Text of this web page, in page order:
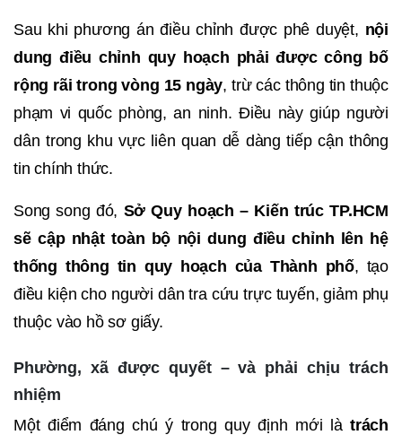
Sau khi phương án điều chỉnh được phê duyệt, nội
dung điều chỉnh quy hoạch phải được công bố
rộng rãi trong vòng 15 ngày, trừ các thông tin thuộc
phạm vi quốc phòng, an ninh. Điều này giúp người
dân trong khu vực liên quan dễ dàng tiếp cận thông
tin chính thức.
Song song đó, Sở Quy hoạch – Kiến trúc TP.HCM
sẽ cập nhật toàn bộ nội dung điều chỉnh lên hệ
thống thông tin quy hoạch của Thành phố, tạo
điều kiện cho người dân tra cứu trực tuyến, giảm phụ
thuộc vào hồ sơ giấy.
Phường, xã được quyết – và phải chịu trách
nhiệm
Một điểm đáng chú ý trong quy định mới là trách